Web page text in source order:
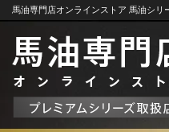
馬油専門店オンラインストア 馬油シリ